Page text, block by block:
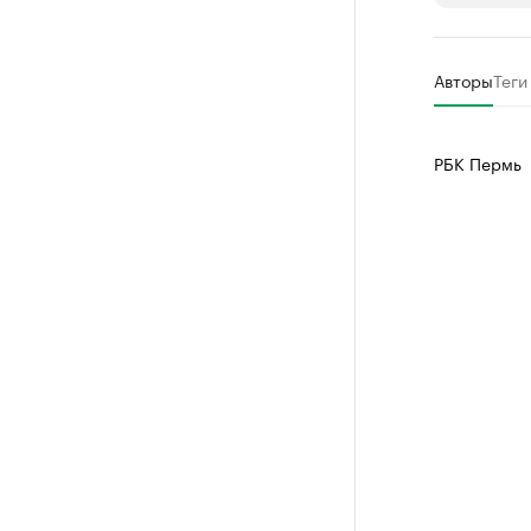
АвторыТеги
РБК Пермь